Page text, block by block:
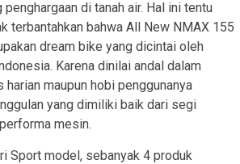
di tanah air. Hal ini tentu
terbantahkan bahwa All New NMAX 155
dream bike yang dicintai oleh
Karena dinilai andal dalam
maupun hobi penggunanya
yang dimiliki baik dari segi
mesin.
Sport model, sebanyak 4 produk